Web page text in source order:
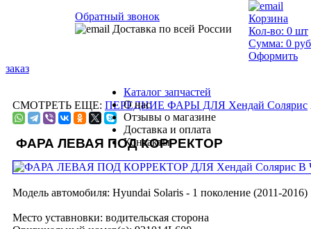
СМОТРЕТЬ ЕЩЕ: ПЕРЕДНИЕ ФАРЫ ДЛЯ Хендай Солярис
ФАРА ЛЕВАЯ ПОД КОРРЕКТОР
Модель автомобиля: Hyundai Solaris - 1 поколение (2011-2016)
Место уставновки: водительская сторона
Обратный звонок
Доставка по всей России
Корзина
Кол-во: 0 шт
Сумма: 0
Оформить
заказ
Каталог запчастей
О нас
Отзывы о магазине
Доставка и оплата
Контакты